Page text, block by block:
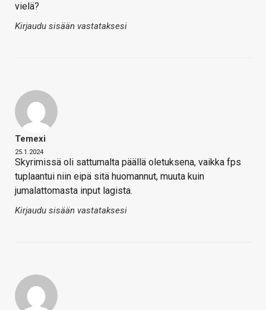
vielä?
Kirjaudu sisään vastataksesi
Temexi
25.1.2024
Skyrimissä oli sattumalta päällä oletuksena, vaikka fps
tuplaantui niin eipä sitä huomannut, muuta kuin
jumalattomasta input lagista.
Kirjaudu sisään vastataksesi